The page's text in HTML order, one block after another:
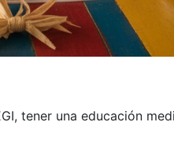
tener una educación